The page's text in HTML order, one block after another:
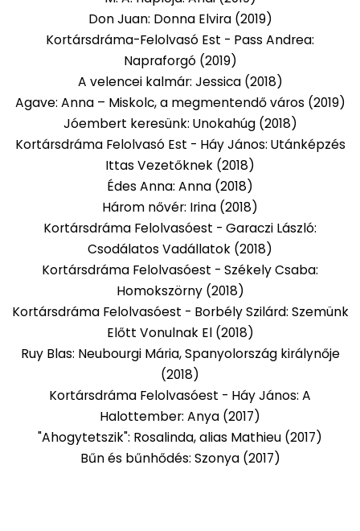
Don Juan: Donna Elvira (2019)
Kortársdráma-Felolvasó Est - Pass Andrea:
Napraforgó (2019)
A velencei kalmár: Jessica (2018)
Agave: Anna – Miskolc, a megmentendő város (2019)
Jóembert keresünk: Unokahúg (2018)
Kortársdráma Felolvasó Est - Háy János: Utánképzés
Ittas Vezetőknek (2018)
Édes Anna: Anna (2018)
Három nővér: Irina (2018)
Kortársdráma Felolvasóest - Garaczi László:
Csodálatos Vadállatok (2018)
Kortársdráma Felolvasóest - Székely Csaba:
Homokszörny (2018)
Kortársdráma Felolvasóest - Borbély Szilárd: Szemünk
Előtt Vonulnak El (2018)
Ruy Blas: Neubourgi Mária, Spanyolország királynője
(2018)
Kortársdráma Felolvasóest - Háy János: A
Halottember: Anya (2017)
"Ahogytetszik": Rosalinda, alias Mathieu (2017)
Bűn és bűnhődés: Szonya (2017)